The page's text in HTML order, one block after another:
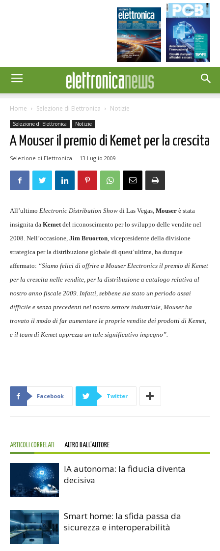
Home Selezione di Elettronica Notizie
Selezione di Elettronica Notizie
A Mouser il premio di Kemet per la crescita
Selezione di Elettronica - 13 Luglio 2009
All’ultimo Electronic Distribution Show di Las Vegas, Mouser è stata
insignita da Kemetdel riconoscimento per lo sviluppo delle vendite nel
2008. Nell’occasione, Jim Bruorton, vicepresidente della divisione
strategica per la distribuzione globale di quest’ultima, ha dunque
affermato: “Siamo felici di offrire a Mouser Electronics il premio di Kemet
per la crescita nelle vendite, per la distribuzione a catalogo relativa al
nostro anno fiscale 2009. Infatti, sebbene sia stato un periodo assai
difficile e senza precedenti nel nostro settore industriale, Mouser ha
trovato il modo di far aumentare le proprie vendite dei prodotti di Kemet,
e il team di Kemet apprezza un tale significativo impegno”.
Facebook Twitter
ARTICOLI CORRELATI ALTRO DALL'AUTORE
IA autonoma: la fiducia diventa
decisiva
Smart home: la sfida passa da
sicurezza e interoperabilità